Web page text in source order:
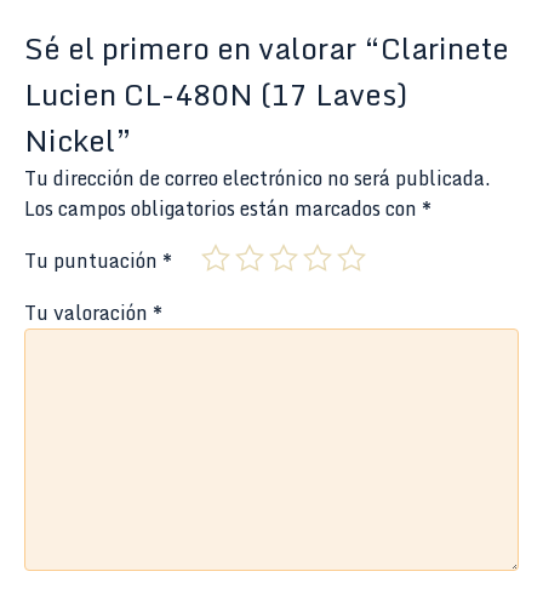
Sé el primero en valorar “Clarinete
Lucien CL-480N (17 Laves)
Nickel”
Tu dirección de correo electrónico no será publicada.
Los campos obligatorios están marcados con *
Tu puntuación *
Tu valoración *